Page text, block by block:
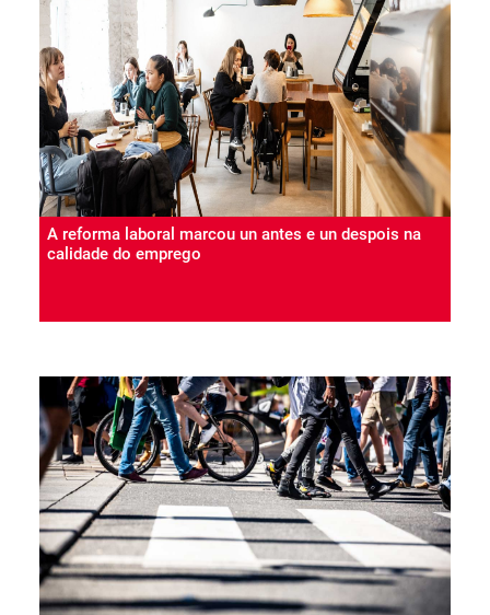
A reforma laboral marcou un antes e un despois na
calidade do emprego